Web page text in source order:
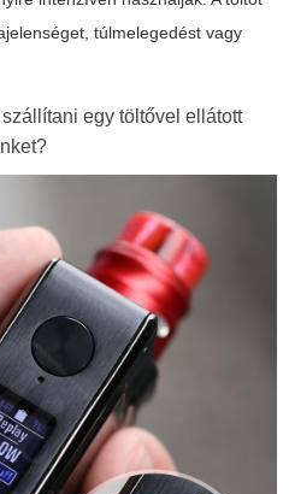
túlmelegedést vagy
egy töltővel ellátott